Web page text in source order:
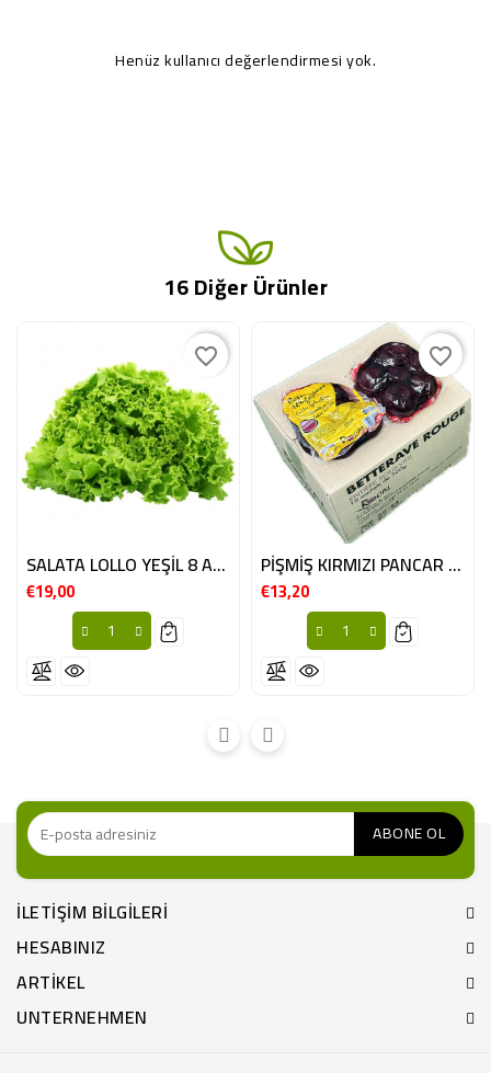
Henüz kullanıcı değerlendirmesi yok.
16 Diğer Ürünler
SALATA LOLLO YEŞİL 8 ADET BE
€19,00Fiyat
favorite_border
PİŞMİŞ KIRMIZI PANCAR 12X500GE FR
€13,20Fiyat
favorite_border
ILETIŞIM BILGILERI
HESABINIZ
ARTIKEL
UNTERNEHMEN